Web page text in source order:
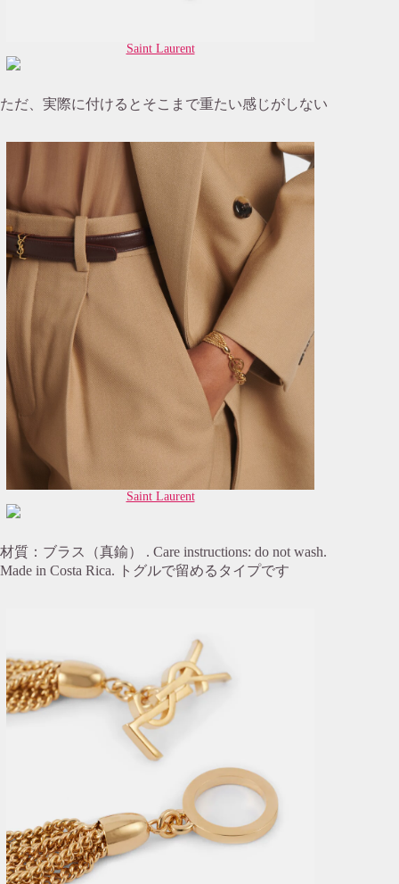
Saint Laurent
ただ、実際に付けるとそこまで重たい感じがしない
Saint Laurent
材質：ブラス（真鍮） . Care instructions: do not wash.
Made in Costa Rica. トグルで留めるタイプです